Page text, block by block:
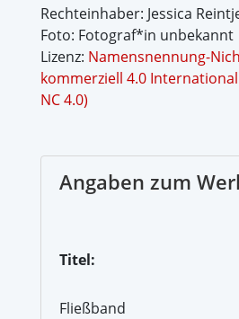
Rechteinhaber: Jessica
Foto: Fotograf*in unbekannt
Lizenz: Namensnennung-
kommerziell 4.0 International
NC 4.0)
Angaben zum
Titel:
Fließband